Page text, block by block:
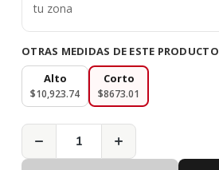
tu zona
OTRAS MEDIDAS DE ESTE PRODUCTO
Alto
$10,923.74
Corto
$8673.01
− +